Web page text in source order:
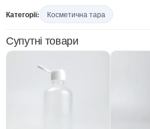
гелю
чорна
мл
Категорії: Косметична тара
Супутні товари